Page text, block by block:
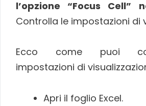
l’opzione “Focus Cell”
Controlla le impostazioni di
Ecco come puoi
impostazioni di
Apri il foglio Excel.